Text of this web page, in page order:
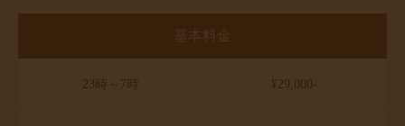
基本料金
23時～7時 ¥29,000-